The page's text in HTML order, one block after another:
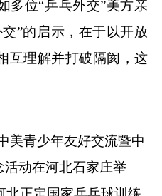
多位“乒乓外交”美方亲
”的启示，在于以开放
互理解并打破隔阂，这